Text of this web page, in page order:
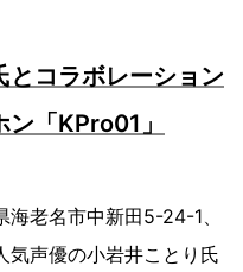
とコラボレーション
「KPro01」
老名市中新田5-24-1、
気声優の小岩井ことり氏